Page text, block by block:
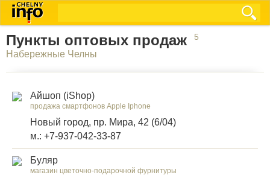
Пункты оптовых продаж 5
Набережные Челны
Айшоп (iShop)
продажа смартфонов Apple Iphone
Новый город, пр. Мира, 42 (6/04)
м.: +7-937-042-33-87
Буляр
магазин цветочно-подарочной фурнитуры